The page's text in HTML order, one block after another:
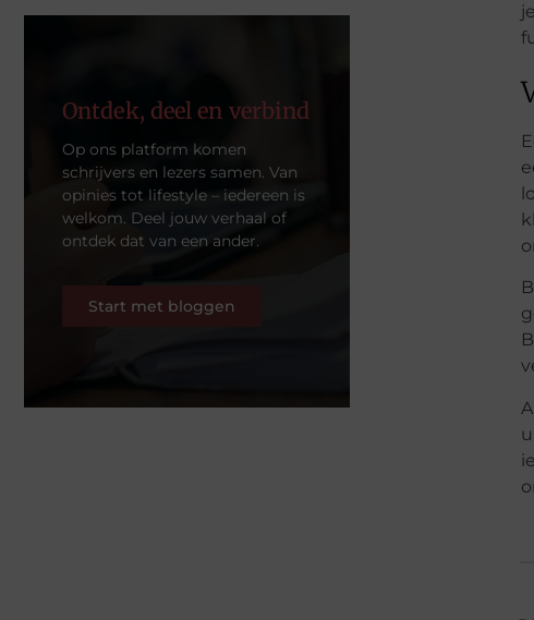
Ontdek, deel en verbind
Op ons platform komen
schrijvers en lezers samen. Van
opinies tot lifestyle – iedereen is
welkom. Deel jouw verhaal of
ontdek dat van een ander.
Start met bloggen